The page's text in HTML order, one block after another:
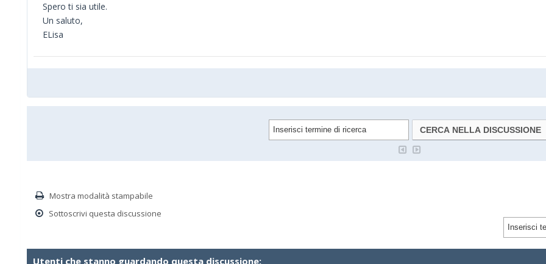
Spero ti sia utile.
Un saluto,
ELisa
Mostra modalità stampabile
Sottoscrivi questa discussione
Utenti che stanno guardando questa discussione: